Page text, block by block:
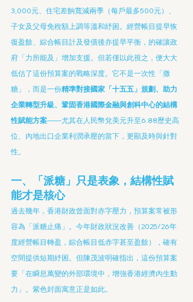
3,000元、住宅差餉寬減兩季（每戶最多500元）、
子女及父母免稅額上調等溫和紓困。經營帳目提早恢
復盈餘、綜合帳目計及發債後亦提早平衡，的確讓政
府「力所能及」增加支援。但若僅以此視之，便大大
低估了這份預算案的戰略深度。它不是一次性「撒
糖」，而是一份精準對接國家「十五五」規劃、助力
企業轉型升級、鞏固香港國際金融與創科中心的結構
性賦能方案——尤其在人民幣兌美元升至6.88歷史高
位、內地出口企業利潤承壓的當下，更顯及時與針對
性。
一、「派糖」只是表象，結構性賦
能才是核心
過去幾年，香港財政曾面對赤字壓力，預算案常被形
容為「派糖止痛」。今年財政狀況改善（2025/26年
度經營帳目轉盈，綜合帳目低赤字甚至盈餘），確有
空間提供短期紓困。但陳茂波明確指出，這份預算案
要「在瞬息萬變的外部環境中，增強香港經濟內生動
力」。紫色封面寓意正是如此。